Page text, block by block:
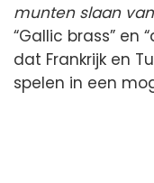
munten slaan
“Gallic brass” en
dat Frankrijk en
spelen in een